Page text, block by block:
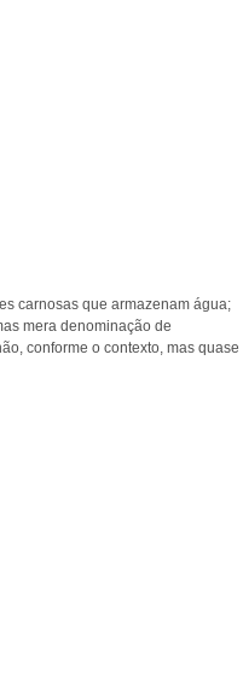
carnosas que armazenam água;
mera denominação de
conforme o contexto, mas quase